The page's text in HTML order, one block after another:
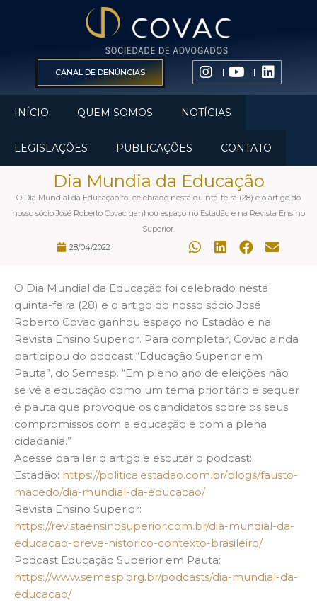
CANAL DE DENÚNCIAS
INÍCIO QUEM SOMOS NOTÍCIAS
LEGISLAÇÕES PUBLICAÇÕES CONTATO
Dia Mundia da Educação
O Dia Mundial da Educação foi celebrado nesta quinta-feira (28) e o artigo do
nosso sócio José Roberto Covac ganhou espaço no Estadão e na Revista Ensino
Superior.
28/04/2022
O Dia Mundial da Educação foi celebrado nesta
quinta-feira (28) e o artigo do nosso sócio José
Roberto Covac ganhou espaço no Estadão e na
Revista Ensino Superior. Para completar, Covac ainda
participou do podcast “Educação Superior em
Pauta”, do Semesp. “Em pleno ano de eleições não
se vê a educação como um tema prioritário e sequer
é pauta que provoque os candidatos sobre os seus
compromissos com a educação e com a plena
cidadania.”
Acesse para ler o artigo e escutar o podcast:
Estadão: https://politica.estadao.com.br/blogs/fausto-
macedo/dia-mundial-da-educacao/
Revista Ensino Superior:
https://revistaensinosuperior.com.br/dia-mundial-da-
educacao-breve-historico-contexto-brasileiro/
Podcast Educação Superior em Pauta:
https://www.semesp.org.br/podcasts/dia-mundial-da-
educacao/